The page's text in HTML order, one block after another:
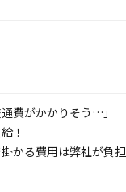
費がかかりそう…」
！
る費用は弊社が負担